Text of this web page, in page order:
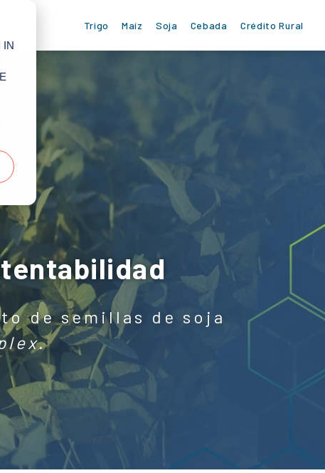
IN
Trigo Maíz Soja Cebada Crédito Rural
de semillas de soja
.